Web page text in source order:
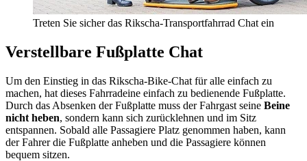
Treten Sie sicher das Rikscha-Transportfahrrad Chat ein
Verstellbare Fußplatte Chat
Um den Einstieg in das Rikscha-Bike-Chat für alle einfach zu
machen, hat dieses Fahrradeine einfach zu bedienende Fußplatte.
Durch das Absenken der Fußplatte muss der Fahrgast seine Beine
nicht heben, sondern kann sich zurücklehnen und im Sitz
entspannen. Sobald alle Passagiere Platz genommen haben, kann
der Fahrer die Fußplatte anheben und die Passagiere können
bequem sitzen.